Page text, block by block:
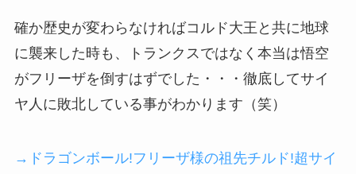
確か歴史が変わらなければコルド大王と共に地球
に襲来した時も、トランクスではなく本当は悟空
がフリーザを倒すはずでした・・・徹底してサイ
ヤ人に敗北している事がわかります（笑）
→ドラゴンボール!フリーザ様の祖先チルド!超サイ